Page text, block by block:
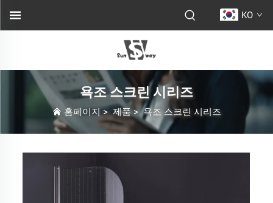
KO
욕조 스크린 시리즈
홈페이지 > 제품>욕조 스크린 시리즈